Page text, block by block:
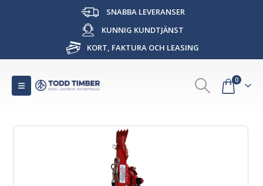
SNABBA LEVERANSER
KUNNIG KUNDTJÄNST
KORT, FAKTURA OCH LEASING
0